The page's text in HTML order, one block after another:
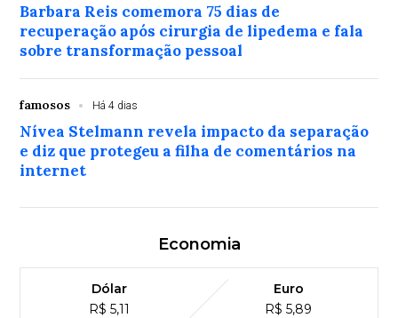
Barbara Reis comemora 75 dias de
recuperação após cirurgia de lipedema e fala
sobre transformação pessoal
famosos Há 4 dias
Nívea Stelmann revela impacto da separação
e diz que protegeu a filha de comentários na
internet
Economia
Dólar
R$ 5,11
Euro
R$ 5,89